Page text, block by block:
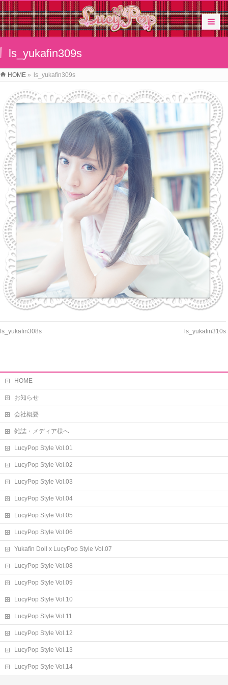
ls_yukafin309s
HOME » ls_yukafin309s
ls_yukafin308s ls_yukafin310s
HOME
お知らせ
会社概要
雑誌・メディア様へ
LucyPop Style Vol.01
LucyPop Style Vol.02
LucyPop Style Vol.03
LucyPop Style Vol.04
LucyPop Style Vol.05
LucyPop Style Vol.06
Yukafin Doll x LucyPop Style Vol.07
LucyPop Style Vol.08
LucyPop Style Vol.09
LucyPop Style Vol.10
LucyPop Style Vol.11
LucyPop Style Vol.12
LucyPop Style Vol.13
LucyPop Style Vol.14